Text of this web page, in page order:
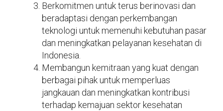
Berkomitmen untuk terus berinovasi dan
beradaptasi dengan perkembangan
teknologi untuk memenuhi kebutuhan pasar
dan meningkatkan pelayanan kesehatan di
Indonesia.
Membangun kemitraan yang kuat dengan
berbagai pihak untuk memperluas
jangkauan dan meningkatkan kontribusi
terhadap kemajuan sektor kesehatan